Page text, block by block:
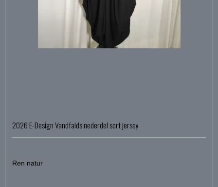
2026 E-Design Vandfalds nederdel sort jersey
Ren natur